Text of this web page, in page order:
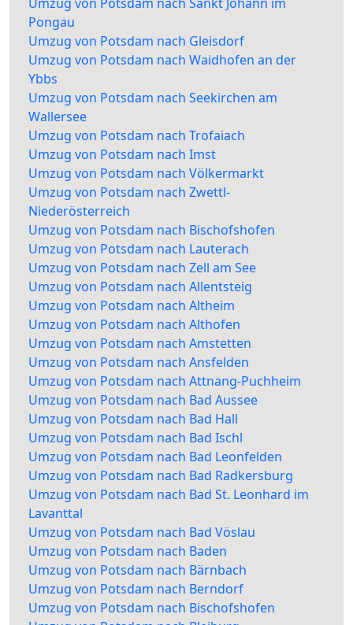
Pongau
Umzug von Potsdam nach Gleisdorf
Umzug von Potsdam nach Waidhofen an der
Ybbs
Umzug von Potsdam nach Seekirchen am
Wallersee
Umzug von Potsdam nach Trofaiach
Umzug von Potsdam nach Imst
Umzug von Potsdam nach Völkermarkt
Umzug von Potsdam nach Zwettl-
Niederösterreich
Umzug von Potsdam nach Bischofshofen
Umzug von Potsdam nach Lauterach
Umzug von Potsdam nach Zell am See
Umzug von Potsdam nach Allentsteig
Umzug von Potsdam nach Altheim
Umzug von Potsdam nach Althofen
Umzug von Potsdam nach Amstetten
Umzug von Potsdam nach Ansfelden
Umzug von Potsdam nach Attnang-Puchheim
Umzug von Potsdam nach Bad Aussee
Umzug von Potsdam nach Bad Hall
Umzug von Potsdam nach Bad Ischl
Umzug von Potsdam nach Bad Leonfelden
Umzug von Potsdam nach Bad Radkersburg
Umzug von Potsdam nach Bad St. Leonhard im
Lavanttal
Umzug von Potsdam nach Bad Vöslau
Umzug von Potsdam nach Baden
Umzug von Potsdam nach Bärnbach
Umzug von Potsdam nach Berndorf
Umzug von Potsdam nach Bischofshofen